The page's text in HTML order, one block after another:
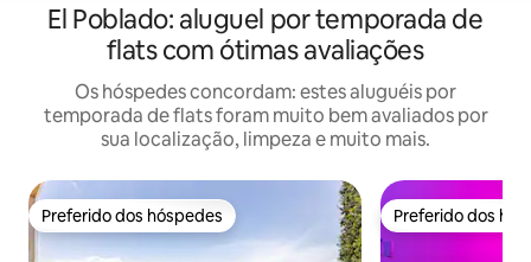
El Poblado: aluguel por temporada de
flats com ótimas avaliações
Os hóspedes concordam: estes aluguéis por
temporada de flats foram muito bem avaliados por
sua localização, limpeza e muito mais.
Preferido dos hóspedes
Preferido dos hóspedes Preferido dos
Preferido dos